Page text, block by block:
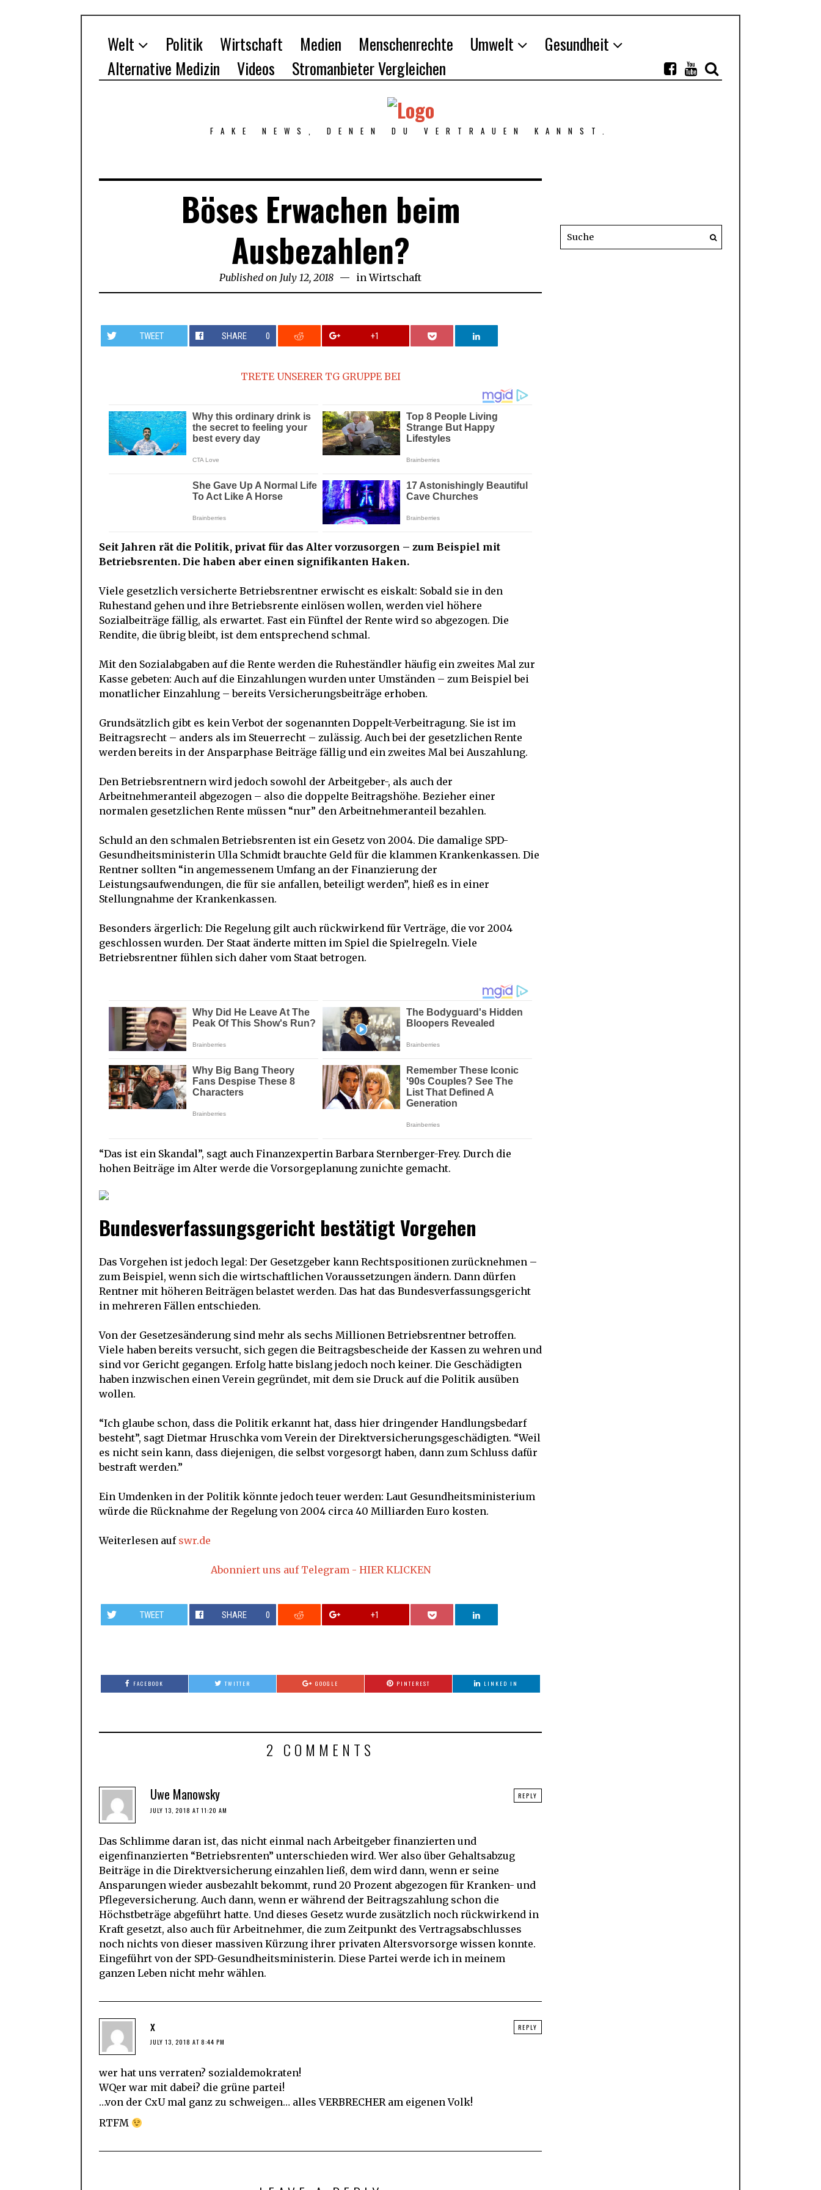
Welt Politik Wirtschaft Medien Menschenrechte Umwelt
Gesundheit
Alternative Medizin
Videos Stromanbieter Vergleichen
FAKE NEWS, DENEN DU VERTRAUEN KANNST.
Böses Erwachen beim
Ausbezahlen?
Published on July 12, 2018 July
12,
in Wirtschaft
TWEET SHARE 0 +1
TRETE UNSERER TG GRUPPE BEI
Seit Jahren rät die Politik, privat für das Alter vorzusorgen – zum Beispiel mit
Betriebsrenten. Die haben aber einen signifikanten Haken.
Viele gesetzlich versicherte Betriebsrentner erwischt es eiskalt: Sobald sie in den
Ruhestand gehen und ihre Betriebsrente einlösen wollen, werden viel höhere
Sozialbeiträge fällig, als erwartet. Fast ein Fünftel der Rente wird so abgezogen. Die
Rendite, die übrig bleibt, ist dem entsprechend schmal.
Mit den Sozialabgaben auf die Rente werden die Ruheständler häufig ein zweites Mal zur
Kasse gebeten: Auch auf die Einzahlungen wurden unter Umständen – zum Beispiel bei
monatlicher Einzahlung – bereits Versicherungsbeiträge erhoben.
Grundsätzlich gibt es kein Verbot der sogenannten Doppelt-Verbeitragung. Sie ist im
Beitragsrecht – anders als im Steuerrecht – zulässig. Auch bei der gesetzlichen Rente
werden bereits in der Ansparphase Beiträge fällig und ein zweites Mal bei Auszahlung.
Den Betriebsrentnern wird jedoch sowohl der Arbeitgeber-, als auch der
Arbeitnehmeranteil abgezogen – also die doppelte Beitragshöhe. Bezieher einer
normalen gesetzlichen Rente müssen “nur” den Arbeitnehmeranteil bezahlen.
Schuld an den schmalen Betriebsrenten ist ein Gesetz von 2004. Die damalige SPD-
Gesundheitsministerin Ulla Schmidt brauchte Geld für die klammen Krankenkassen. Die
Rentner sollten “in angemessenem Umfang an der Finanzierung der
Leistungsaufwendungen, die für sie anfallen, beteiligt werden”, hieß es in einer
Stellungnahme der Krankenkassen.
Besonders ärgerlich: Die Regelung gilt auch rückwirkend für Verträge, die vor 2004
geschlossen wurden. Der Staat änderte mitten im Spiel die Spielregeln. Viele
Betriebsrentner fühlen sich daher vom Staat betrogen.
“Das ist ein Skandal”, sagt auch Finanzexpertin Barbara Sternberger-Frey. Durch die
hohen Beiträge im Alter werde die Vorsorgeplanung zunichte gemacht.
Bundesverfassungsgericht bestätigt Vorgehen
Das Vorgehen ist jedoch legal: Der Gesetzgeber kann Rechtspositionen zurücknehmen –
zum Beispiel, wenn sich die wirtschaftlichen Voraussetzungen ändern. Dann dürfen
Rentner mit höheren Beiträgen belastet werden. Das hat das Bundesverfassungsgericht
in mehreren Fällen entschieden.
Von der Gesetzesänderung sind mehr als sechs Millionen Betriebsrentner betroffen.
Viele haben bereits versucht, sich gegen die Beitragsbescheide der Kassen zu wehren und
sind vor Gericht gegangen. Erfolg hatte bislang jedoch noch keiner. Die Geschädigten
haben inzwischen einen Verein gegründet, mit dem sie Druck auf die Politik ausüben
wollen.
“Ich glaube schon, dass die Politik erkannt hat, dass hier dringender Handlungsbedarf
besteht”, sagt Dietmar Hruschka vom Verein der Direktversicherungsgeschädigten. “Weil
es nicht sein kann, dass diejenigen, die selbst vorgesorgt haben, dann zum Schluss dafür
bestraft werden.”
Ein Umdenken in der Politik könnte jedoch teuer werden: Laut Gesundheitsministerium
würde die Rücknahme der Regelung von 2004 circa 40 Milliarden Euro kosten.
Weiterlesen auf swr.de
Abonniert uns auf Telegram - HIER KLICKEN
TWEET SHARE 0 +1
FACEBOOK TWITTER GOOGLE PINTEREST LINKED IN
2 COMMENTS
Uwe Manowsky
JULY 13, 2018 AT 11:20 AM
Das Schlimme daran ist, das nicht einmal nach Arbeitgeber finanzierten und
eigenfinanzierten “Betriebsrenten” unterschieden wird. Wer also über Gehaltsabzug
Beiträge in die Direktversicherung einzahlen ließ, dem wird dann, wenn er seine
Ansparungen wieder ausbezahlt bekommt, rund 20 Prozent abgezogen für Kranken- und
Pflegeversicherung. Auch dann, wenn er während der Beitragszahlung schon die
Höchstbeträge abgeführt hatte. Und dieses Gesetz wurde zusätzlich noch rückwirkend in
Kraft gesetzt, also auch für Arbeitnehmer, die zum Zeitpunkt des Vertragsabschlusses
noch nichts von dieser massiven Kürzung ihrer privaten Altersvorsorge wissen konnte.
Eingeführt von der SPD-Gesundheitsministerin. Diese Partei werde ich in meinem
ganzen Leben nicht mehr wählen.
REPLY
x
JULY 13, 2018 AT 8:44 PM
wer hat uns verraten? sozialdemokraten!
WQer war mit dabei? die grüne partei!
…von der CxU mal ganz zu schweigen… alles VERBRECHER am eigenen Volk!
RTFM
REPLY